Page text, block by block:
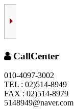
CallCenter
010-4097-3002
TEL : 02)514-8949
FAX : 02)514-8979
5148949@naver.com